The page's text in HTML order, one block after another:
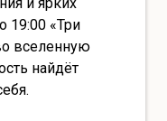
19:00 «Три
вселенную
найдёт